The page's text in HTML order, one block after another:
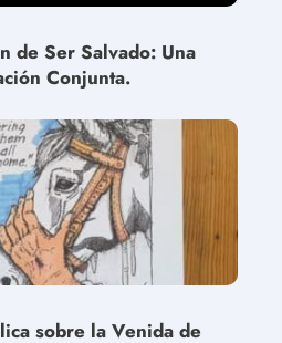
de Ser Salvado: Una
Conjunta.
sobre la Venida de